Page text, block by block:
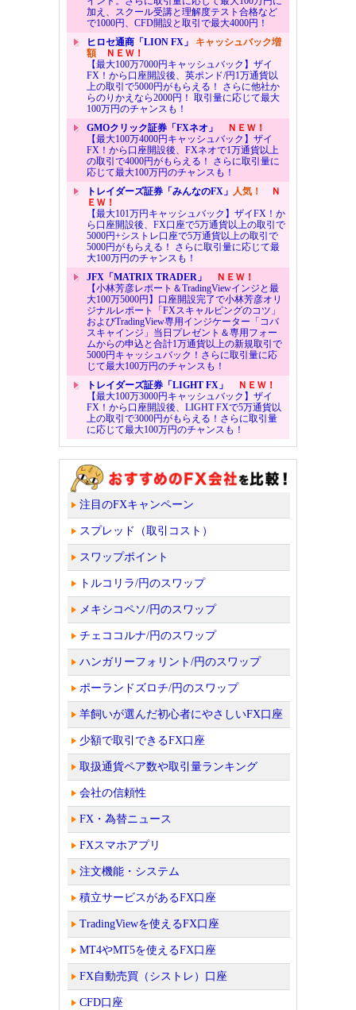
加え、スクール受講と理解度テスト合格など
で1000円、CFD開設と取引で最大4000円！
ヒロセ通商「LION FX」 キャッシュバック増
額ＮＥＷ！
【最大100万7000円キャッシュバック】ザイ
FX！から口座開設後、英ポンド/円1万通貨以
上の取引で5000円がもらえる！ さらに他社か
らのりかえなら2000円！ 取引量に応じて最大
100万円のチャンスも！
GMOクリック証券「FXネオ」
ＮＥＷ！
【最大100万4000円キャッシュバック】ザイ
FX！から口座開設後、FXネオで1万通貨以上
の取引で4000円がもらえる！ さらに取引量に
応じて最大100万円のチャンスも！
トレイダーズ証券「みんなのFX」 人気！
Ｎ
ＥＷ！
【最大101万円キャッシュバック】ザイFX！か
ら口座開設後、FX口座で5万通貨以上の取引で
5000円+シストレ口座で5万通貨以上の取引で
5000円がもらえる！ さらに取引量に応じて最
大100万円のチャンスも！
JFX「MATRIX TRADER」
ＮＥＷ！
【小林芳彦レポート＆TradingViewインジと最
大100万5000円】口座開設完了で小林芳彦オリ
ジナルレポート「FXスキャルピングのコツ」
およびTradingView専用インジケーター「コバ
スキャインジ」当日プレゼント＆専用フォー
ムからの申込と合計1万通貨以上の新規取引で
5000円キャッシュバック！さらに取引量に応
じて最大100万円のチャンスも！
トレイダーズ証券「LIGHT FX」
ＮＥＷ！
【最大100万3000円キャッシュバック】ザイ
FX！から口座開設後、LIGHT FXで5万通貨以
上の取引で3000円がもらえる！さらに取引量
に応じて最大100万円のチャンスも！
注目のFXキャンペーン
スプレッド（取引コスト）
スワップポイント
トルコリラ/円のスワップ
メキシコペソ/円のスワップ
チェココルナ/円のスワップ
ハンガリーフォリント/円のスワップ
ポーランドズロチ/円のスワップ
羊飼いが選んだ初心者にやさしいFX口座
少額で取引できるFX口座
取扱通貨ペア数や取引量ランキング
会社の信頼性
FX・為替ニュース
FXスマホアプリ
注文機能・システム
積立サービスがあるFX口座
TradingViewを使えるFX口座
MT4やMT5を使えるFX口座
FX自動売買（シストレ）口座
CFD口座